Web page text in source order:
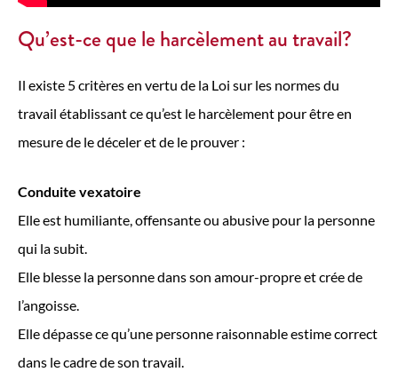
Qu’est-ce que le harcèlement au travail?
Il existe 5 critères en vertu de la Loi sur les normes du
travail établissant ce qu’est le harcèlement pour être en
mesure de le déceler et de le prouver :
Conduite vexatoire
Elle est humiliante, offensante ou abusive pour la personne
qui la subit.
Elle blesse la personne dans son amour-propre et crée de
l’angoisse.
Elle dépasse ce qu’une personne raisonnable estime correct
dans le cadre de son travail.